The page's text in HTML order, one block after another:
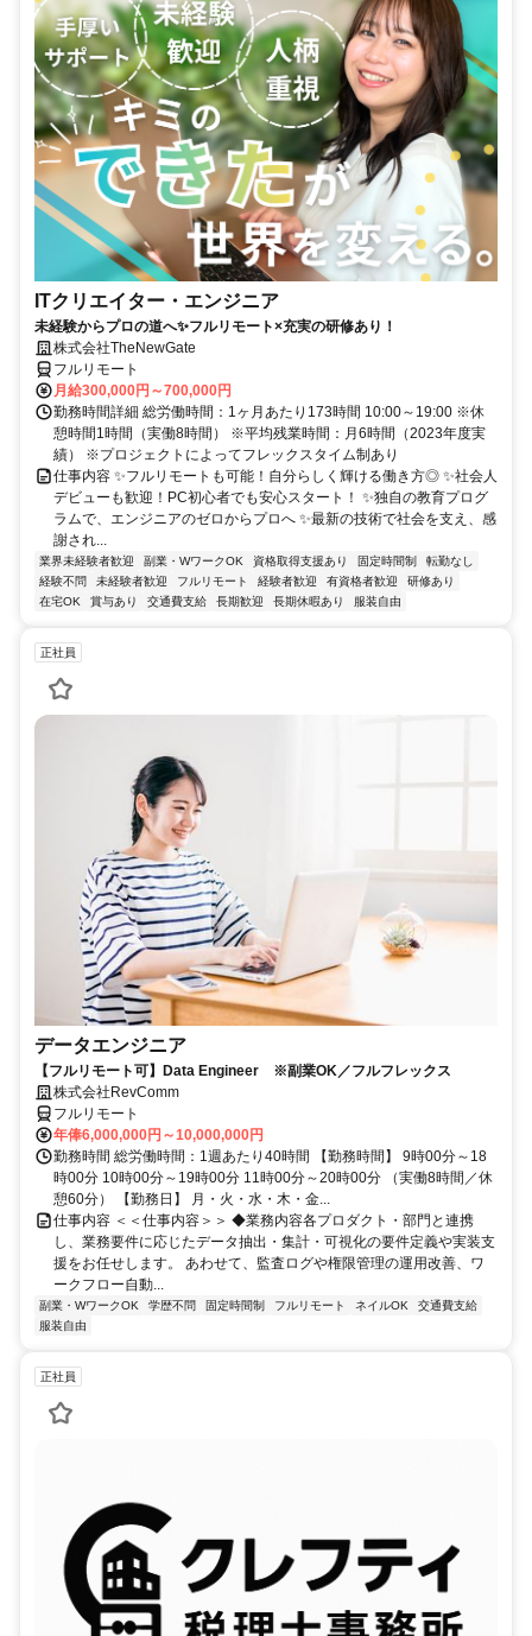
ITクリエイター・エンジニア
未経験からプロの道へ✨フルリモート×充実の研修あり！
株式会社TheNewGate
フルリモート
月給300,000円～700,000円
勤務時間詳細 総労働時間：1ヶ月あたり173時間 10:00～19:00 ※休
憩時間1時間（実働8時間） ※平均残業時間：月6時間（2023年度実
績） ※プロジェクトによってフレックスタイム制あり
仕事内容 ✨フルリモートも可能！自分らしく輝ける働き方◎ ✨社会人
デビューも歓迎！PC初心者でも安心スタート！ ✨独自の教育プログ
ラムで、エンジニアのゼロからプロへ ✨最新の技術で社会を支え、感
謝され...
業界未経験者歓迎 副業・WワークOK 資格取得支援あり 固定時間制
転勤なし
経験不問
未経験者歓迎 フルリモート 経験者歓迎 有資格者歓迎
研修あり
在宅OK
賞与あり 交通費支給 長期歓迎 長期休暇あり 服装自由
正社員
データエンジニア
【フルリモート可】Data Engineer ※副業OK／フルフレックス
株式会社RevComm
フルリモート
年俸6,000,000円～10,000,000円
勤務時間 総労働時間：1週あたり40時間 【勤務時間】 9時00分～18
時00分 10時00分～19時00分 11時00分～20時00分 （実働8時間／休
憩60分） 【勤務日】 月・火・水・木・金...
仕事内容 ＜＜仕事内容＞＞ ◆業務内容各プロダクト・部門と連携
し、業務要件に応じたデータ抽出・集計・可視化の要件定義や実装支
援をお任せします。 あわせて、監査ログや権限管理の運用改善、ワ
ークフロー自動...
副業・WワークOK 学歴不問 固定時間制 フルリモート ネイルOK
交通費支給
服装自由
正社員